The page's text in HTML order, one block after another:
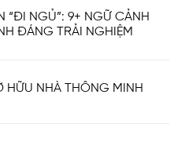
“ĐI NGỦ”: 9+ NGỮ CẢNH
ĐÁNG TRẢI NGHIỆM
HỮU NHÀ THÔNG MINH